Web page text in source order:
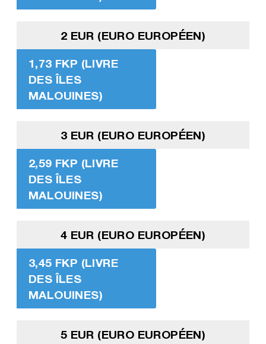
2 EUR (EURO EUROPÉEN)
1,73 FKP (LIVRE
DES ÎLES
MALOUINES)
3 EUR (EURO EUROPÉEN)
2,59 FKP (LIVRE
DES ÎLES
MALOUINES)
4 EUR (EURO EUROPÉEN)
3,45 FKP (LIVRE
DES ÎLES
MALOUINES)
5 EUR (EURO EUROPÉEN)